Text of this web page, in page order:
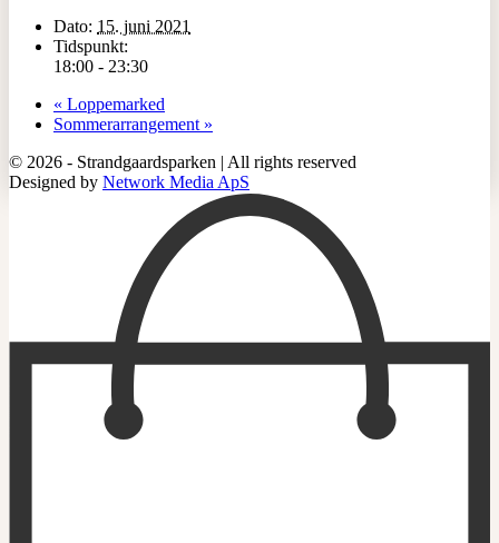
Dato: 15. juni 2021
Tidspunkt:
18:00 - 23:30
« Loppemarked
Sommerarrangement »
© 2026 - Strandgaardsparken | All rights reserved
Designed by Network Media ApS